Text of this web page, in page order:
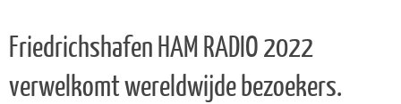
Friedrichshafen HAM RADIO 2022
verwelkomt wereldwijde bezoekers.